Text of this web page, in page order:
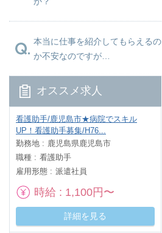
本当に仕事を紹介してもらえるの
か不安なのですが…
オススメ求人
看護助手/鹿児島市★病院でスキル
UP！看護助手募集/H76...
勤務地
鹿児島県鹿児島市
職種
看護助手
雇用形態
派遣社員
時給 1,100円〜
詳細を見る